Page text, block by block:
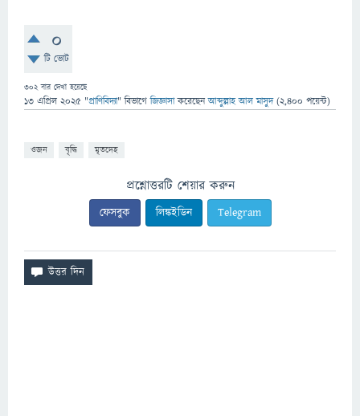
0
টি ভোট
302বার দেখা হয়েছে
13 এপ্রিল 2025 "প্রাণিবিদ্যা" বিভাগে জিজ্ঞাসাকরেছেনআব্দুল্লাহ আল মাসুদ (2,400 পয়েন্ট)
ওজন বৃদ্ধি মৃতদেহ
প্রশ্নোত্তরটি শেয়ার করুন
ফেসবুক লিঙ্কইডিন Telegram